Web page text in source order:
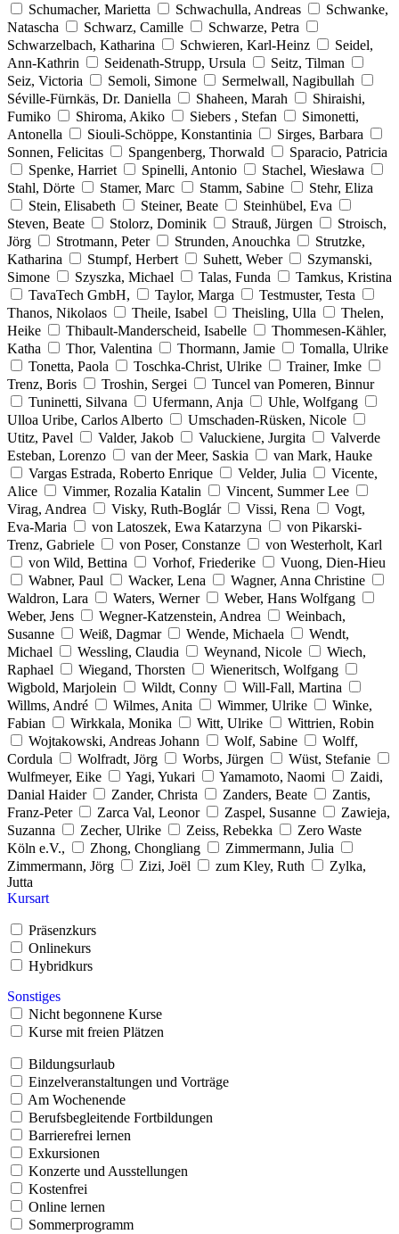
Schumacher, Marietta
Schwachulla, Andreas
Schwanke,
Natascha
Schwarz, Camille
Schwarze, Petra
Schwarzelbach, Katharina
Schwieren, Karl-Heinz
Seidel,
Ann-Kathrin
Seidenath-Strupp, Ursula
Seitz, Tilman
Seiz, Victoria
Semoli, Simone
Sermelwall, Nagibullah
Séville-Fürnkäs, Dr. Daniella
Shaheen, Marah
Shiraishi,
Fumiko
Shiroma, Akiko Siebers , Stefan
Simonetti,
Antonella
Siouli-Schöppe, Konstantinia
Sirges, Barbara
Sonnen, Felicitas
Spangenberg, Thorwald
Sparacio, Patricia
Spenke, Harriet
Spinelli, Antonio
Stachel, Wiesława
Stahl, Dörte
Stamer, Marc Stamm, Sabine
Stehr, Eliza
Stein, Elisabeth
Steiner, Beate
Steinhübel, Eva
Steven, Beate
Stolorz, Dominik Strauß, Jürgen
Stroisch,
Jörg
Strotmann, Peter Strunden, Anouchka
Strutzke,
Katharina
Stumpf, Herbert Suhett, Weber
Szymanski,
Simone
Szyszka, Michael Talas, Funda
Tamkus, Kristina
TavaTech GmbH,
Taylor, Marga
Testmuster, Testa
Thanos, Nikolaos
Theile, Isabel Theisling, Ulla
Thelen,
Heike
Thibault-Manderscheid, Isabelle
Thommesen-Kähler,
Katha
Thor, Valentina Thormann, Jamie
Tomalla, Ulrike
Tonetta, Paola
Toschka-Christ, Ulrike
Trainer, Imke
Trenz, Boris
Troshin, Sergei
Tuncel van Pomeren, Binnur
Tuninetti, Silvana
Ufermann, Anja
Uhle, Wolfgang
Ulloa Uribe, Carlos Alberto
Umschaden-Rüsken, Nicole
Utitz, Pavel
Valder, Jakob Valuckiene, Jurgita
Valverde
Esteban, Lorenzo
van der Meer, Saskia
van Mark, Hauke
Vargas Estrada, Roberto Enrique
Velder, Julia
Vicente,
Alice
Vimmer, Rozalia Katalin
Vincent, Summer Lee
Virag, Andrea
Visky, Ruth-Boglár Vissi, Rena
Vogt,
Eva-Maria
von Latoszek, Ewa Katarzyna
von Pikarski-
Trenz, Gabriele
von Poser, Constanze
von Westerholt, Karl
von Wild, Bettina
Vorhof, Friederike
Vuong, Dien-Hieu
Wabner, Paul
Wacker, Lena
Wagner, Anna Christine
Waldron, Lara
Waters, Werner
Weber, Hans Wolfgang
Weber, Jens
Wegner-Katzenstein, Andrea
Weinbach,
Susanne
Weiß, Dagmar Wende, Michaela
Wendt,
Michael
Wessling, Claudia Weynand, Nicole
Wiech,
Raphael
Wiegand, Thorsten
Wieneritsch, Wolfgang
Wigbold, Marjolein
Wildt, Conny
Will-Fall, Martina
Willms, André
Wilmes, Anita Wimmer, Ulrike
Winke,
Fabian
Wirkkala, Monika Witt, Ulrike
Wittrien, Robin
Wojtakowski, Andreas Johann
Wolf, Sabine
Wolff,
Cordula
Wolfradt, Jörg Worbs, Jürgen
Wüst, Stefanie
Wulfmeyer, Eike
Yagi, Yukari Yamamoto, Naomi
Zaidi,
Danial Haider
Zander, Christa Zanders, Beate
Zantis,
Franz-Peter
Zarca Val, Leonor Zaspel, Susanne
Zawieja,
Suzanna
Zecher, Ulrike Zeiss, Rebekka
Zero Waste
Köln e.V.,
Zhong, Chongliang
Zimmermann, Julia
Zimmermann, Jörg
Zizi, Joël zum Kley, Ruth
Zylka,
Jutta
Kursart
Präsenzkurs
Onlinekurs
Hybridkurs
Sonstiges
Nicht begonnene Kurse
Kurse mit freien Plätzen
Bildungsurlaub
Einzelveranstaltungen und Vorträge
Am Wochenende
Berufsbegleitende Fortbildungen
Barrierefrei lernen
Exkursionen
Konzerte und Ausstellungen
Kostenfrei
Online lernen
Sommerprogramm